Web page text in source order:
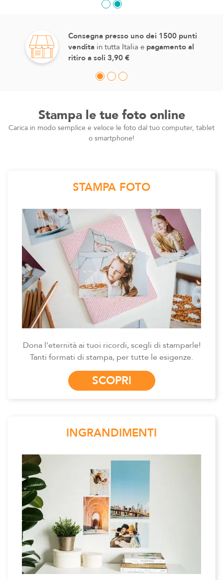
Consegna presso uno dei 1500 punti
vendita in tutta Italia e pagamento al
ritiro a soli 3,90 €
Stampa le tue foto online
Carica in modo semplice e veloce le foto dal tuo computer, tablet
o smartphone!
STAMPA FOTO
Dona l'eternità ai tuoi ricordi, scegli di stamparle!
Tanti formati di stampa, per tutte le esigenze.
SCOPRI
INGRANDIMENTI